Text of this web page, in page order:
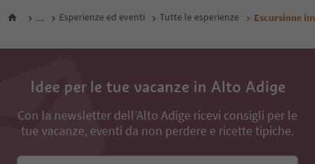
... Esperienze ed eventi Tutte le esperienze Escursione
Idee per le tue vacanze in Alto Adige
Con la newsletter dell’Alto Adige ricevi consigli per le
tue vacanze, eventi da non perdere e ricette tipiche.